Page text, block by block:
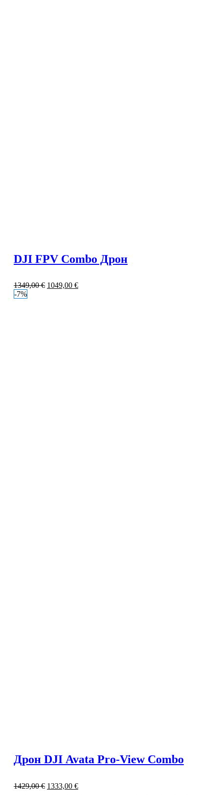
DJI FPV Combo Дрон
1349,00€ 1049,00 €
-7%
Дрон DJI Avata Pro-View Combo
1429,00€ 1333,00 €